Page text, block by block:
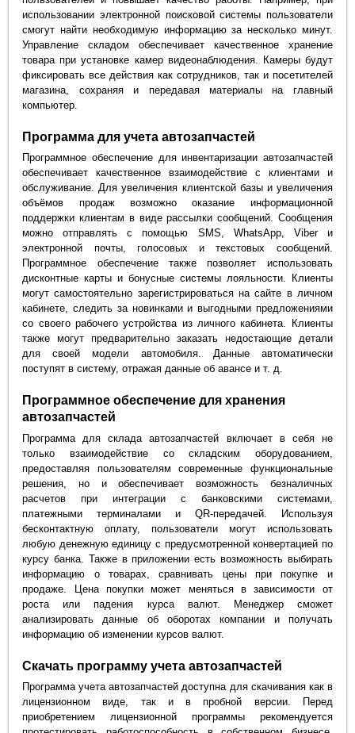
использовании электронной поисковой системы пользователи
смогут найти необходимую информацию за несколько минут.
Управление складом обеспечивает качественное хранение
товара при установке камер видеонаблюдения. Камеры будут
фиксировать все действия как сотрудников, так и посетителей
магазина, сохраняя и передавая материалы на главный
компьютер.
Программа для учета автозапчастей
Программное обеспечение для инвентаризации автозапчастей
обеспечивает качественное взаимодействие с клиентами и
обслуживание. Для увеличения клиентской базы и увеличения
объёмов продаж возможно оказание информационной
поддержки клиентам в виде рассылки сообщений. Сообщения
можно отправлять с помощью SMS, WhatsApp, Viber и
электронной почты, голосовых и текстовых сообщений.
Программное обеспечение также позволяет использовать
дисконтные карты и бонусные системы лояльности. Клиенты
могут самостоятельно зарегистрироваться на сайте в личном
кабинете, следить за новинками и выгодными предложениями
со своего рабочего устройства из личного кабинета. Клиенты
также могут предварительно заказать недостающие детали
для своей модели автомобиля. Данные автоматически
поступят в систему, отражая данные об авансе и т. д.
Программное обеспечение для хранения
автозапчастей
Программа для склада автозапчастей включает в себя не
только взаимодействие со складским оборудованием,
предоставляя пользователям современные функциональные
решения, но и обеспечивает возможность безналичных
расчетов при интеграции с банковскими системами,
платежными терминалами и QR-передачей. Используя
бесконтактную оплату, пользователи могут использовать
любую денежную единицу с предусмотренной конвертацией по
курсу банка. Также в приложении есть возможность выбирать
информацию о товарах, сравнивать цены при покупке и
продаже. Цена покупки может меняться в зависимости от
роста или падения курса валют. Менеджер сможет
анализировать данные об оборотах компании и получать
информацию об изменении курсов валют.
Скачать программу учета автозапчастей
Программа учета автозапчастей доступна для скачивания как в
лицензионном виде, так и в пробной версии. Перед
приобретением лицензионной программы рекомендуется